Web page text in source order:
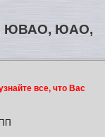
ЮВАО, ЮАО,
все, что Вас